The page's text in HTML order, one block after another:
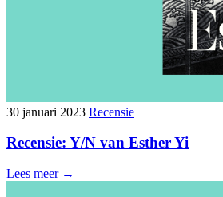
30 januari 2023 Recensie
Recensie: Y/N van Esther Yi
Lees meer →